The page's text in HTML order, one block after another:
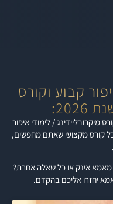
קבוע וקורס
מיקרובליידינג / לימודי איפור
קורס מקצועי שאתם מחפשים,
מאמא אינק או כל שאלה אחרת?
יחזרו אליכם בהקדם.